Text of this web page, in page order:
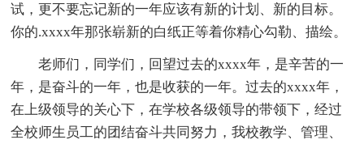
试，更不要忘记新的一年应该有新的计划、新的目标。
你的.xxxx年那张崭新的白纸正等着你精心勾勒、描绘。
老师们，同学们，回望过去的xxxx年，是辛苦的一
年，是奋斗的一年，也是收获的一年。过去的xxxx年，
在上级领导的关心下，在学校各级领导的带领下，经过
全校师生员工的团结奋斗共同努力，我校教学、管理、